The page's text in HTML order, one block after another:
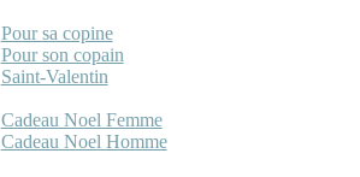
Pour sa copine
Pour son copain
Saint-Valentin
Cadeau Noel Femme
Cadeau Noel Homme